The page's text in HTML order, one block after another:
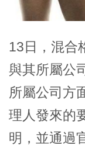
13日，混合
與其所屬公
所屬公司方
理人發來的
明，並通過